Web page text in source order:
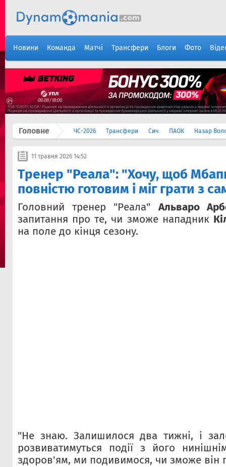
Новини Команда Матчі Трансфери Блоги Фото
Головне ЧС-2026 Трансфери Сич ПАОК Назар
11 травня 2026 14:52
Тренер "Реала": "Хочу, щоб
повністю готовим і міг грати з
Головний тренер "Реала" Альваро
запитання про те, чи зможе нападник
на поле до кінця сезону.
"Не знаю. Залишилося два тижні, і
розвиватимуться події з його
здоров'ям, ми подивимося, чи зможе він